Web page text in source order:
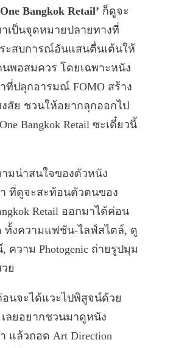
Bangkok Retail’ ก็ดูจะ
เป็นจุดหมายปลายทางที่
ะสบการณ์อันแสนตื่นเต้นให้
พอสมควร โดยเฉพาะหนัง
ปลุกอารมณ์ FOMO สร้าง
สัย ชวนให้อยากลุกออกไป
Bangkok Retail ซะเดี๋ยวนี้
มน่าสนใจของตัวหนัง
ที่ดูจะสะท้อนตัวตนของ
Retail ออกมาได้ค่อน
ทั้งความแฟชัน-ไลฟ์สไตล์, ดู
ความ Photogenic ถ่ายรูปมุม
ย
นจะได้แวะไปพิสูจน์ด้วย
เลยอยากชวนมาดูหนัง
แล้วถอด Art Direction